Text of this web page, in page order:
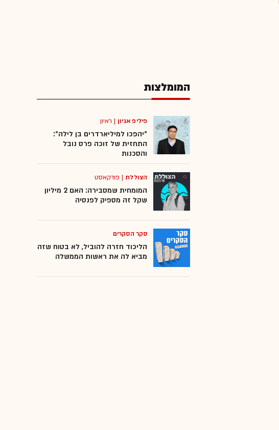
המומלצות
פיליפ אגיון | ראיון
"יהפכו למיליארדרים בן לילה":
התחזית של זוכה פרס נובל
והסכנות
הצוללת| פודקאסט
המומחית שמסבירה: האם 2 מיליון
שקל זה מספיק לפנסיה
סקר הסקרים
הליכוד חזרה להוביל, לא בטוח שזה
מביא לה את ראשות הממשלה